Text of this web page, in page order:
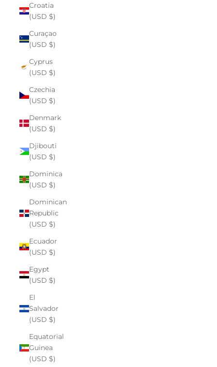
Croatia
(USD $)
Curaçao
(USD $)
Cyprus
(USD $)
Czechia
(USD $)
Denmark
(USD $)
Djibouti
(USD $)
Dominica
(USD $)
Dominican
Republic
(USD $)
Ecuador
(USD $)
Egypt
(USD $)
El
Salvador
(USD $)
Equatorial
Guinea
(USD $)